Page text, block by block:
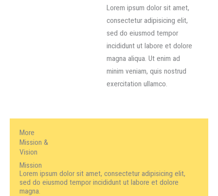
Lorem ipsum dolor sit amet,
consectetur adipisicing elit,
sed do eiusmod tempor
incididunt ut labore et dolore
magna aliqua. Ut enim ad
minim veniam, quis nostrud
exercitation ullamco.
More
Mission &
Vision
Mission
Lorem ipsum dolor sit amet, consectetur adipisicing elit,
sed do eiusmod tempor incididunt ut labore et dolore
magna.